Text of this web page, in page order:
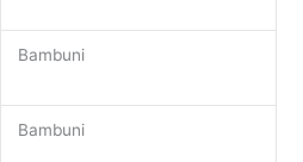
Bambuni
Bambuni